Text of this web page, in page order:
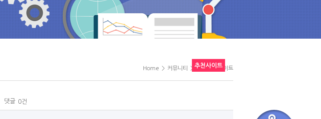
Home > 커뮤니티 > KTR 추천사이트
추천사이트
댓글 0건